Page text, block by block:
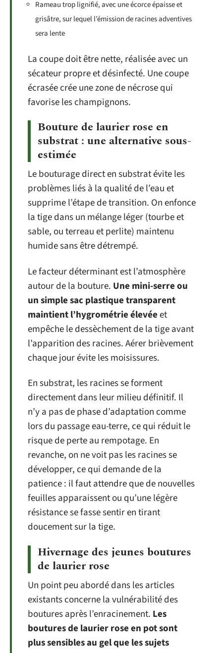
Rameau trop lignifié, avec une écorce épaisse et
grisâtre, sur lequel l’émission de racines adventives
sera lente
La coupe doit être nette, réalisée avec un
sécateur propre et désinfecté. Une coupe
écrasée crée une zone de nécrose qui
favorise les champignons.
Bouture de laurier rose en
substrat : une alternative sous-
estimée
Le bouturage direct en substrat évite les
problèmes liés à la qualité de l’eau et
supprime l’étape de transition. On enfonce
la tige dans un mélange léger (tourbe et
sable, ou terreau et perlite) maintenu
humide sans être détrempé.
Le facteur déterminant est l’atmosphère
autour de la bouture. Une mini-serre ou
un simple sac plastique transparent
maintient l’hygrométrie élevéeet
empêche le dessèchement de la tige avant
l’apparition des racines. Aérer brièvement
chaque jour évite les moisissures.
En substrat, les racines se forment
directement dans leur milieu définitif. Il
n’y a pas de phase d’adaptation comme
lors du passage eau-terre, ce qui réduit le
risque de perte au rempotage. En
revanche, on ne voit pas les racines se
développer, ce qui demande de la
patience : il faut attendre que de nouvelles
feuilles apparaissent ou qu’une légère
résistance se fasse sentir en tirant
doucement sur la tige.
Hivernage des jeunes boutures
de laurier rose
Un point peu abordé dans les articles
existants concerne la vulnérabilité des
boutures après l’enracinement. Les
boutures de laurier rose en pot sont
plus sensibles au gel que les sujets